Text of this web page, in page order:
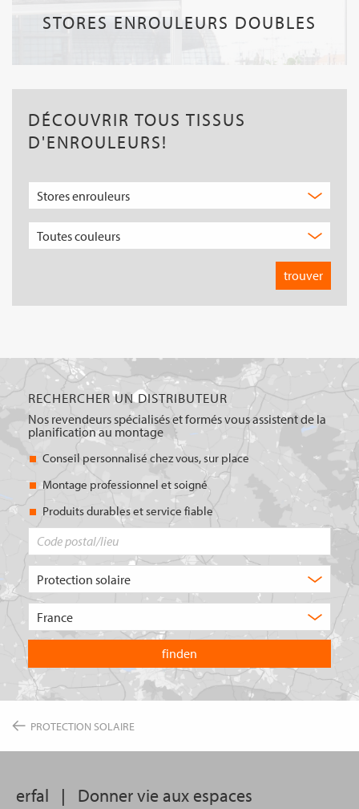
STORES ENROULEURS DOUBLES
DÉCOUVRIR TOUS TISSUS
D'ENROULEURS!
RECHERCHER UN DISTRIBUTEUR
Nos revendeurs spécialisés et formés vous assistent de la
planification au montage
Conseil personnalisé chez vous, sur place
Montage professionnel et soigné
Produits durables et service fiable
de
recherchez-
vous
?
pays
dans
lequel
vous
souhaitez
PROTECTION SOLAIRE
erfal | Donner vie aux espaces